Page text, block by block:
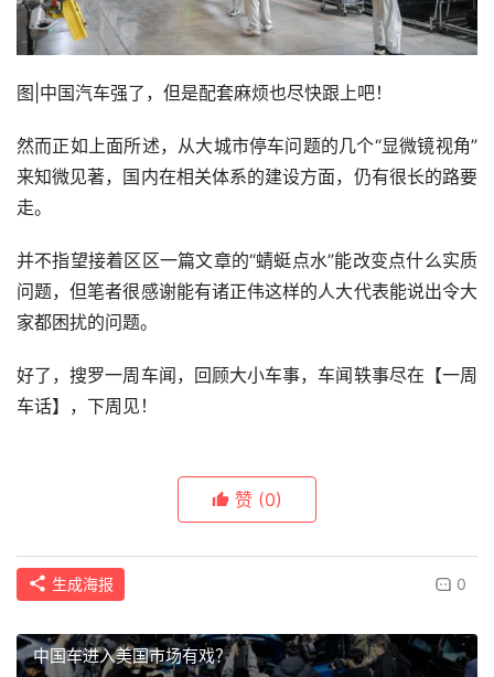
图|中国汽车强了，但是配套麻烦也尽快跟上吧！
然而正如上面所述，从大城市停车问题的几个“显微镜视角”
来知微见著，国内在相关体系的建设方面，仍有很长的路要
并不指望接着区区一篇文章的“蜻蜓点水”能改变点什么实质
问题，但笔者很感谢能有诸正伟这样的人大代表能说出令大
家都困扰的问题。
好了，搜罗一周车闻，回顾大小车事，车闻轶事尽在【一周
车话】，下周见！
赞 (0)
生成海报 0
中国车进入美国市场有戏？